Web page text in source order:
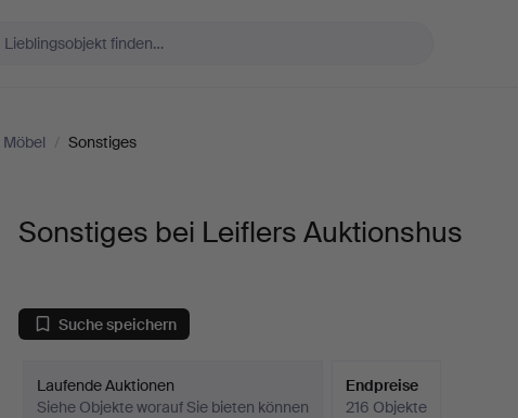
Möbel / Sonstiges
Sonstiges bei Leiflers Auktionshus
Suche speichern
Laufende Auktionen
Siehe Objekte worauf Sie bieten können
Endpreise
216 Objekte